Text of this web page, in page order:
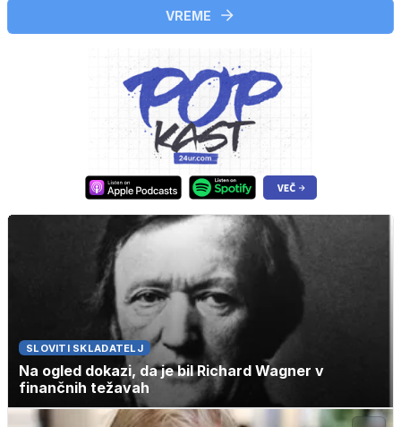
VREME
SLOVITI SKLADATELJ
Na ogled dokazi, da je bil Richard Wagner v
finančnih težavah